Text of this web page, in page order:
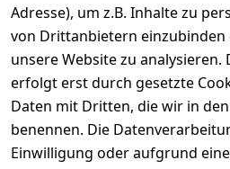
Adresse), um z.B. Inhalte zu
von Drittanbietern
unsere Website zu
erfolgt erst durch gesetzte
Daten mit Dritten, die wir in
benennen. Die
Einwilligung oder aufgrund